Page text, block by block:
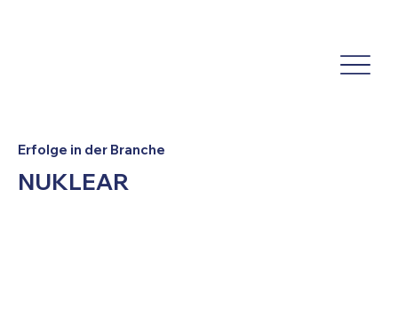
Erfolge in der Branche
NUKLEAR